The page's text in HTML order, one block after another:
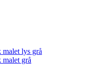
malet lys grå
malet grå